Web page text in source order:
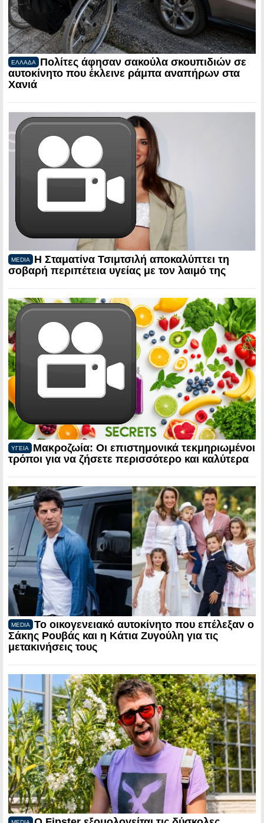
ΕΛΛΑΔΑ
Πολίτες άφησαν σακούλα σκουπιδιών σε
αυτοκίνητο που έκλεινε ράμπα αναπήρων στα
Χανιά
MEDIA
Η Σταματίνα Τσιμτσιλή αποκαλύπτει τη
σοβαρή περιπέτεια υγείας με τον λαιμό της
ΥΓΕΙΑ
Μακροζωία: Οι επιστημονικά τεκμηριωμένοι
τρόποι για να ζήσετε περισσότερο και καλύτερα
MEDIA
Το οικογενειακό αυτοκίνητο που επέλεξαν ο
Σάκης Ρουβάς και η Κάτια Ζυγούλη για τις
μετακινήσεις τους